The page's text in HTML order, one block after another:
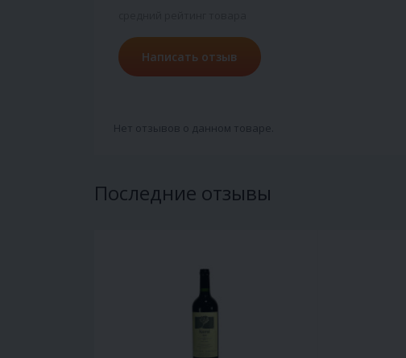
Написать отзыв
Нет отзывов о данном товаре.
Последние отзывы